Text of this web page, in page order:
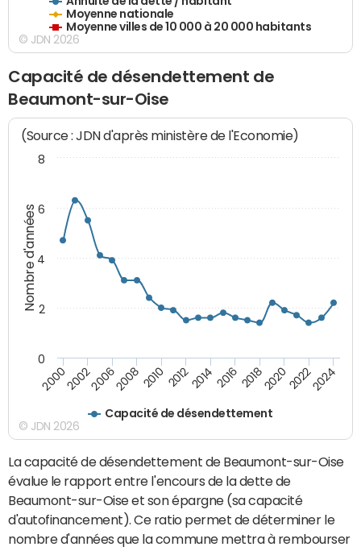
Moyenne nationale
Moyenne villes de 10 000 à 20 000 habitants
© JDN 2026
Capacité de désendettement de
Beaumont-sur-Oise
Nombre d'années
(Source : JDN d'après ministère de l'Economie)
Capacité de désendettement
20002002200620082010 2012201420162018202020222024
2
4
6
0
8
© JDN 2026
La capacité de désendettement de Beaumont-sur-Oise
évalue le rapport entre l'encours de la dette de
Beaumont-sur-Oise et son épargne (sa capacité
d'autofinancement). Ce ratio permet de déterminer le
nombre d'années que la commune mettra à rembourser